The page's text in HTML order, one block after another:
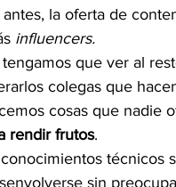
la oferta de
influencers.
que ver al
colegas que
cosas que nadie
rendir frutos.
técnicos
sin